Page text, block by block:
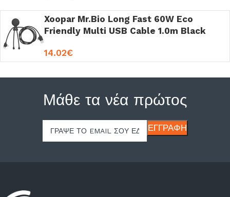
Xoopar Mr.Bio Long Fast 60W Eco
Friendly Multi USB Cable 1.0m Black
14.02€
Μάθε τα νέα πρώτος